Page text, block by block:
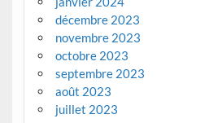
décembre 2023
novembre 2023
octobre 2023
septembre 2023
août 2023
juillet 2023